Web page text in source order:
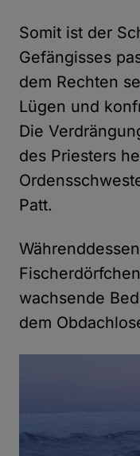
Somit ist der
Gefängisses
dem Rechten
Lügen und
Die
des Priesters
Patt.
wachsende
dem